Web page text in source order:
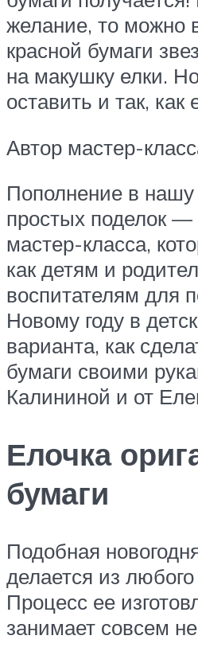
желание, то можно
красной бумаги
на макушку елки.
оставить и так, как
Автор мастер-
Пополнение в нашу
простых поделок —
мастер-класса,
как детям и
воспитателям для
Новому году в
варианта, как
бумаги своими
Калининой и от
Елочка
бумаги
Подобная
делается из
Процесс ее
занимает совсем